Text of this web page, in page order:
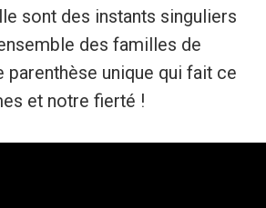
sont des instants singuliers
des familles de
parenthèse unique qui fait ce
et notre fierté !